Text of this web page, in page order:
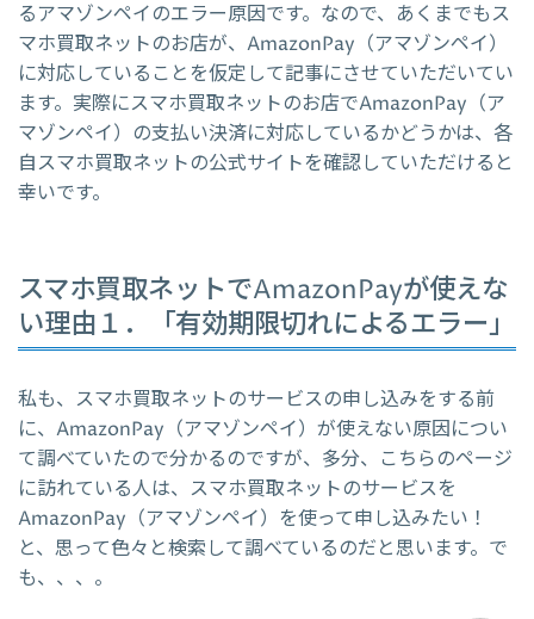
るアマゾンペイのエラー原因です。なので、あくまでもス
マホ買取ネットのお店が、AmazonPay（アマゾンペイ）
に対応していることを仮定して記事にさせていただいてい
ます。実際にスマホ買取ネットのお店でAmazonPay（ア
マゾンペイ）の支払い決済に対応しているかどうかは、各
自スマホ買取ネットの公式サイトを確認していただけると
幸いです。
スマホ買取ネットでAmazonPayが使えな
い理由１．「有効期限切れによるエラー」
私も、スマホ買取ネットのサービスの申し込みをする前
に、AmazonPay（アマゾンペイ）が使えない原因につい
て調べていたので分かるのですが、多分、こちらのページ
に訪れている人は、スマホ買取ネットのサービスを
AmazonPay（アマゾンペイ）を使って申し込みたい！
と、思って色々と検索して調べているのだと思います。で
も、、、。